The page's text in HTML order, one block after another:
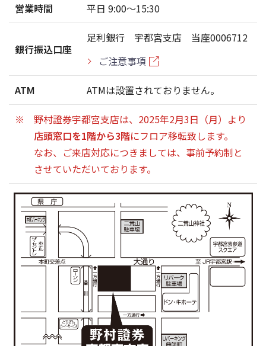
営業時間 平日 9:00〜15:30
銀行振込口座
足利銀行 宇都宮支店 当座0006712
ご注意事項
ATM ATMは設置されておりません。
野村證券宇都宮支店は、2025年2月3日（月）より
店頭窓口を1階から3階にフロア移転致します。
なお、ご来店対応につきましては、事前予約制と
させていただいております。